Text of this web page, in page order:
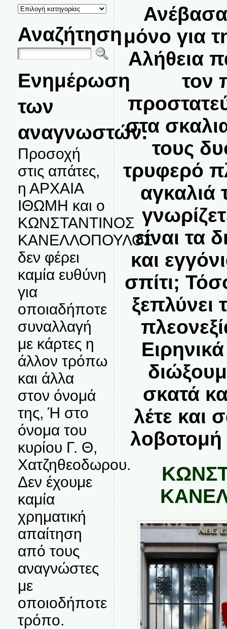
ΚΑΤΗΓΟΡΙΕΣ
ΘΕΜΑΤΩΝ
Αναζήτηση
Ενημέρωση
των
αναγνωστών.
Προσοχή
στις απάτες,
η ΑΡΧΑΙΑ
ΙΘΩΜΗ και ο
ΚΩΝΣΤΑΝΤΙΝΟΣ
ΚΑΝΕΛΛΟΠΟΥΛΟΣ
δεν φέρει
καμία ευθύνη
για
οποιαδήποτε
συναλλαγή
με κάρτες η
άλλον τρόπω
και άλλα
στον όνομά
της, Ή στο
όνομα του
κυρίου Γ. Θ,
Χατζηθεοδωρου.
Δεν έχουμε
καμία
χρηματική
απαίτηση
από τους
αναγνώστες
με
οποιοδήποτε
τρόπο.
μόνο για
Αλήθεια
τον
στα
τους
τρυφερό
αγκαλιά
είναι τα
και
σπίτι;
ξεπλύνει
σκατά
λέτε και